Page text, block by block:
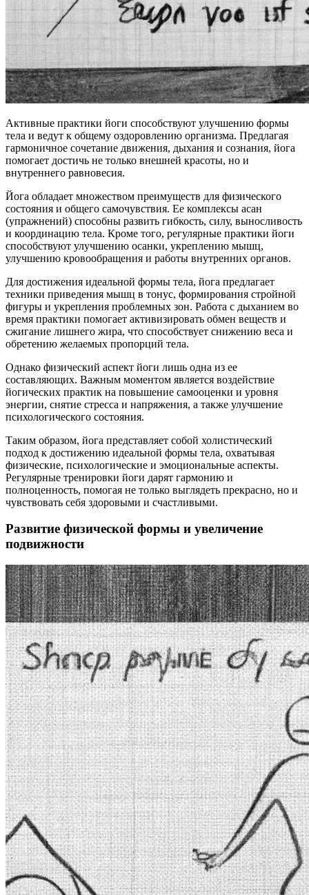
Активные практики йоги способствуют улучшению формы
тела и ведут к общему оздоровлению организма. Предлагая
гармоничное сочетание движения, дыхания и сознания, йога
помогает достичь не только внешней красоты, но и
внутреннего равновесия.
Йога обладает множеством преимуществ для физического
состояния и общего самочувствия. Ее комплексы асан
(упражнений) способны развить гибкость, силу, выносливость
и координацию тела. Кроме того, регулярные практики йоги
способствуют улучшению осанки, укреплению мышц,
улучшению кровообращения и работы внутренних органов.
Для достижения идеальной формы тела, йога предлагает
техники приведения мышц в тонус, формирования стройной
фигуры и укрепления проблемных зон. Работа с дыханием во
время практики помогает активизировать обмен веществ и
сжигание лишнего жира, что способствует снижению веса и
обретению желаемых пропорций тела.
Однако физический аспект йоги лишь одна из ее
составляющих. Важным моментом является воздействие
йогических практик на повышение самооценки и уровня
энергии, снятие стресса и напряжения, а также улучшение
психологического состояния.
Таким образом, йога представляет собой холистический
подход к достижению идеальной формы тела, охватывая
физические, психологические и эмоциональные аспекты.
Регулярные тренировки йоги дарят гармонию и
полноценность, помогая не только выглядеть прекрасно, но и
чувствовать себя здоровыми и счастливыми.
Развитие физической формы и увеличение
подвижности